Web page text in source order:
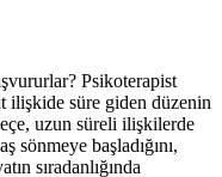
Psikoterapist
ilişkide süre giden düzenin
uzun süreli ilişkilerde
sönmeye başladığını,
sıradanlığında